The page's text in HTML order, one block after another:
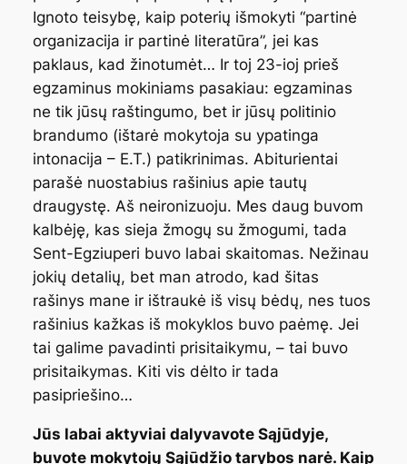
Ignoto teisybę, kaip poterių išmokyti “partinė
organizacija ir partinė literatūra”, jei kas
paklaus, kad žinotumėt… Ir toj 23-ioj prieš
egzaminus mokiniams pasakiau: egzaminas
ne tik jūsų raštingumo, bet ir jūsų politinio
brandumo (ištarė mokytoja su ypatinga
intonacija – E.T.) patikrinimas. Abiturientai
parašė nuostabius rašinius apie tautų
draugystę. Aš neironizuoju. Mes daug buvom
kalbėję, kas sieja žmogų su žmogumi, tada
Sent-Egziuperi buvo labai skaitomas. Nežinau
jokių detalių, bet man atrodo, kad šitas
rašinys mane ir ištraukė iš visų bėdų, nes tuos
rašinius kažkas iš mokyklos buvo paėmę. Jei
tai galime pavadinti prisitaikymu, – tai buvo
prisitaikymas. Kiti vis dėlto ir tada
pasipriešino…
Jūs labai aktyviai dalyvavote Sąjūdyje,
buvote mokytojų Sąjūdžio tarybos narė. Kaip